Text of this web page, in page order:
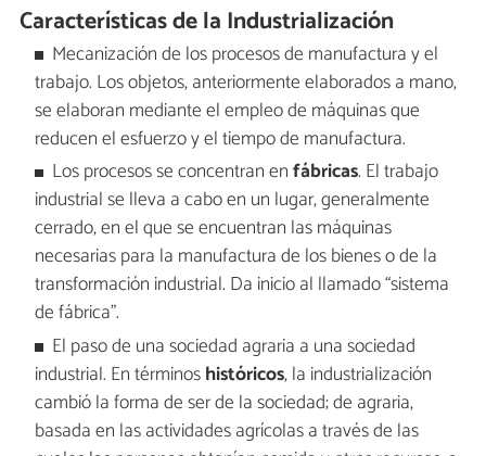
Características de la Industrialización
Mecanización de los procesos de manufactura y el
trabajo. Los objetos, anteriormente elaborados a mano,
se elaboran mediante el empleo de máquinas que
reducen el esfuerzo y el tiempo de manufactura.
Los procesos se concentran enfábricas. El trabajo
industrial se lleva a cabo en un lugar, generalmente
cerrado, en el que se encuentran las máquinas
necesarias para la manufactura de los bienes o de la
transformación industrial. Da inicio al llamado “sistema
de fábrica”.
El paso de una sociedad agraria a una sociedad
industrial. En términoshistóricos, la industrialización
cambió la forma de ser de la sociedad; de agraria,
basada en las actividades agrícolas a través de las